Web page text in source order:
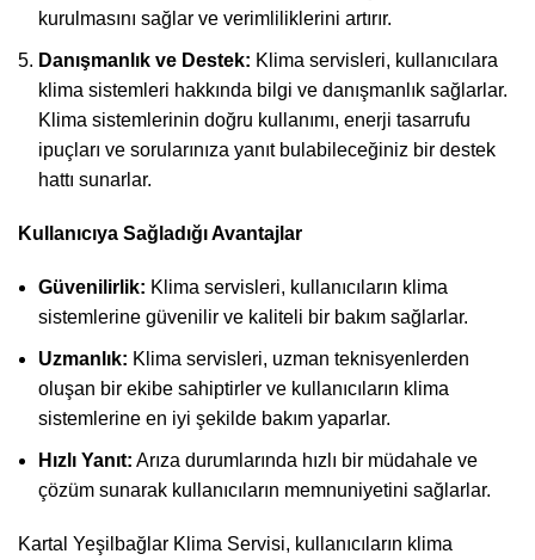
kurulmasını sağlar ve verimliliklerini artırır.
Danışmanlık ve Destek: Klima servisleri, kullanıcılara
klima sistemleri hakkında bilgi ve danışmanlık sağlarlar.
Klima sistemlerinin doğru kullanımı, enerji tasarrufu
ipuçları ve sorularınıza yanıt bulabileceğiniz bir destek
hattı sunarlar.
Kullanıcıya Sağladığı Avantajlar
Güvenilirlik: Klima servisleri, kullanıcıların klima
sistemlerine güvenilir ve kaliteli bir bakım sağlarlar.
Uzmanlık: Klima servisleri, uzman teknisyenlerden
oluşan bir ekibe sahiptirler ve kullanıcıların klima
sistemlerine en iyi şekilde bakım yaparlar.
Hızlı Yanıt: Arıza durumlarında hızlı bir müdahale ve
çözüm sunarak kullanıcıların memnuniyetini sağlarlar.
Kartal Yeşilbağlar Klima Servisi, kullanıcıların klima